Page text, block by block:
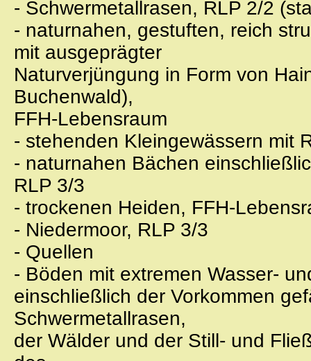
- Schwermetallrasen, RLP 2/2
- naturnahen, gestuften, reich
mit ausgeprägter
Naturverjüngung in Form von
Buchenwald),
FFH-Lebensraum
- stehenden Kleingewässern mit
- naturnahen Bächen
RLP 3/3
- trockenen Heiden, FFH-
- Niedermoor, RLP 3/3
- Quellen
- Böden mit extremen Wasser-
einschließlich der Vorkommen
Schwermetallrasen,
der Wälder und der Still- und